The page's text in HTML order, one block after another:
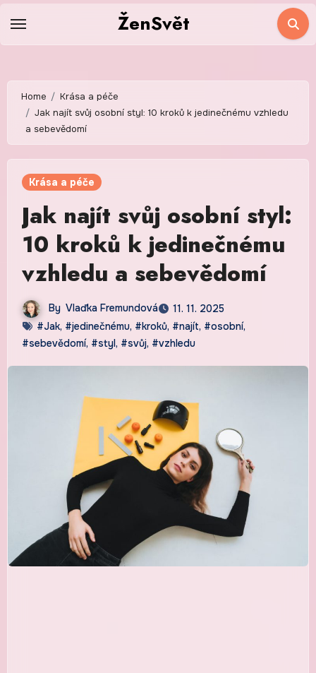
ŽenSvět
Home
Krása a péče
Jak najít svůj osobní styl: 10 kroků k jedinečnému vzhledu
a sebevědomí
Krása a péče
Jak najít svůj osobní styl:
10 kroků k jedinečnému
vzhledu a sebevědomí
By Vlaďka Fremundová
11. 11. 2025
#Jak, #jedinečnému, #kroků, #najít, #osobní,
#sebevědomí, #styl, #svůj, #vzhledu